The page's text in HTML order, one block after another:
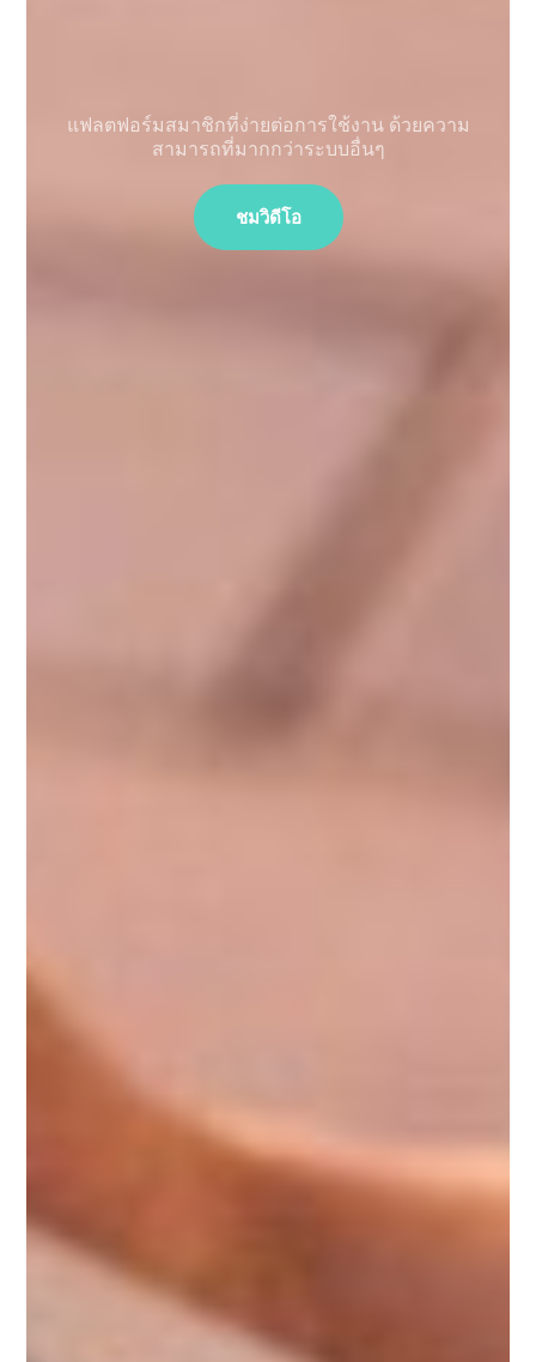
แฟลตฟอร์มสมาชิกที่ง่ายต่อการใช้งาน ด้วยความ
สามารถที่มากกว่าระบบอื่นๆ
ชมวิดีโอ